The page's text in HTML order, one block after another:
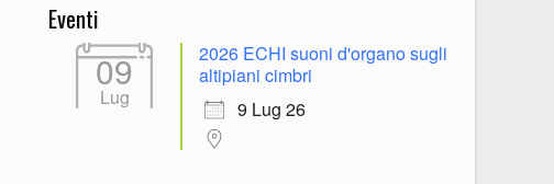
Eventi
09
Lug
2026 ECHI suoni d'organo sugli
altipiani cimbri
9 Lug 26